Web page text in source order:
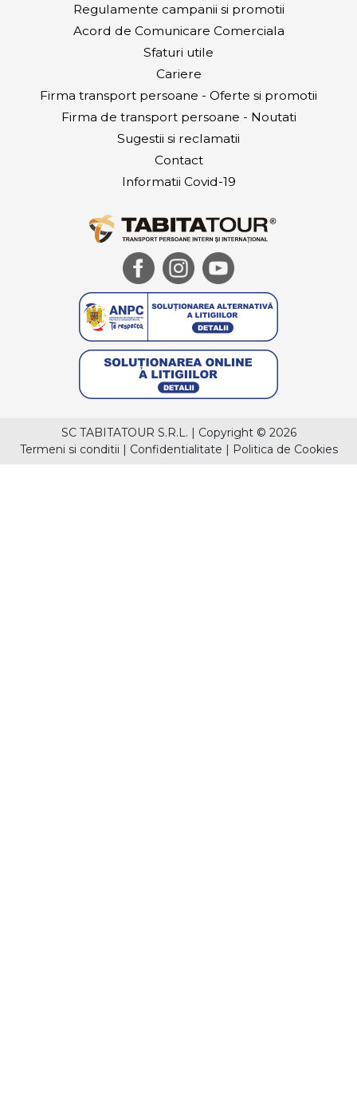
Regulamente campanii si promotii
Acord de Comunicare Comerciala
Sfaturi utile
Cariere
Firma transport persoane - Oferte si promotii
Firma de transport persoane - Noutati
Sugestii si reclamatii
Contact
Informatii Covid-19
SC TABITATOUR S.R.L. | Copyright © 2026
Termeni si conditii | Confidentialitate | Politica de Cookies